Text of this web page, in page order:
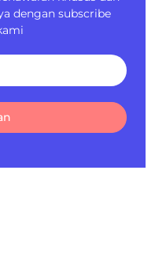
dengan subscribe